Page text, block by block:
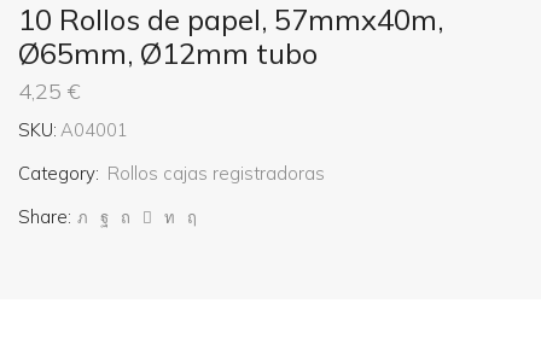
10 Rollos de papel, 57mmx40m,
Ø65mm, Ø12mm tubo
4,25 €
SKU: A04001
Category: Rollos cajas registradoras
Share: